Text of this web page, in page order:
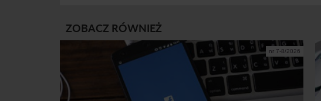
ZOBACZ RÓWNIEŻ
nr 7-8/2026